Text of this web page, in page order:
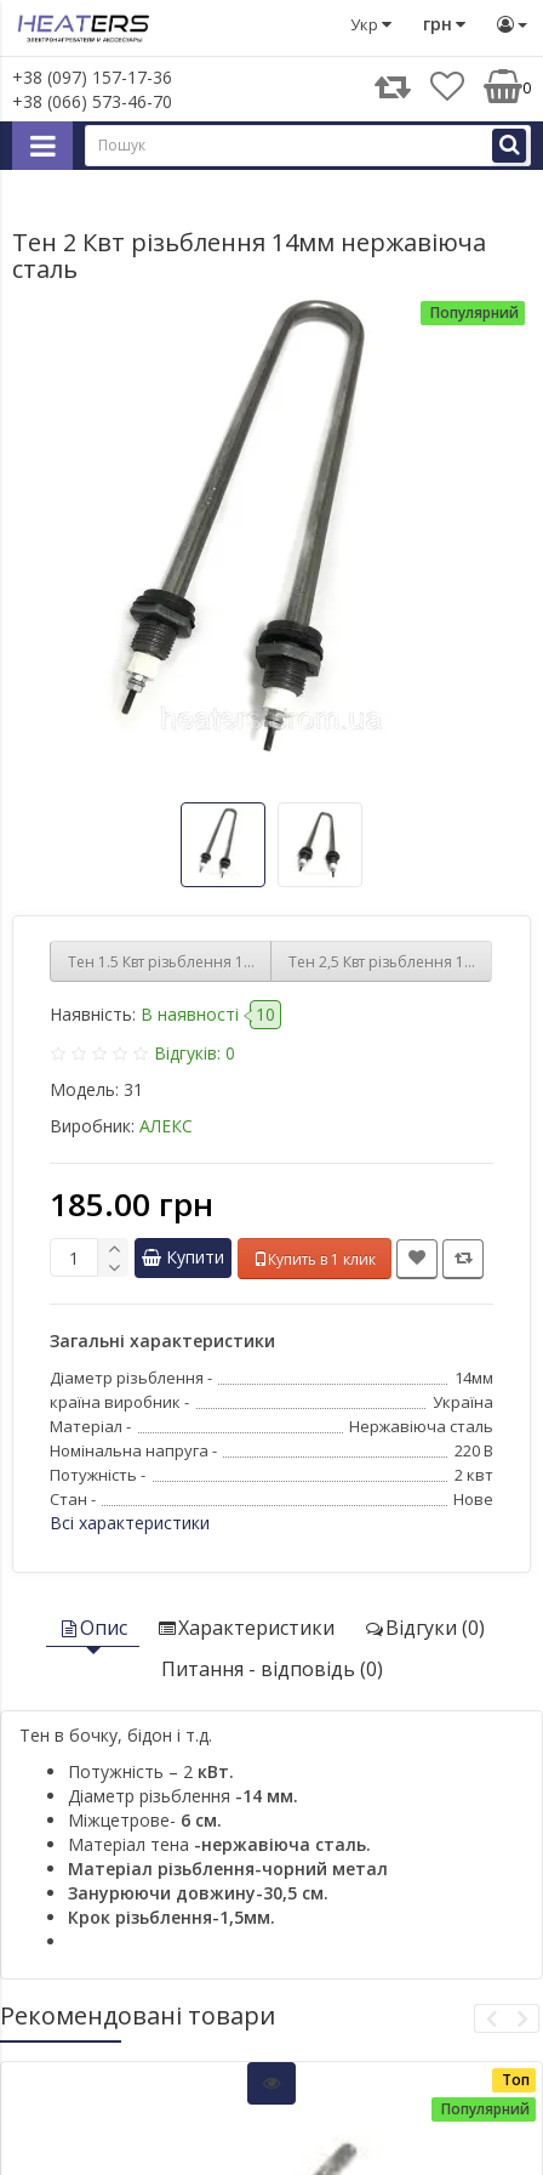
грн
Укр
+38 (097) 157-17-36
+38 (066) 573-46-70
0
Тени Тен 2 Квт різьблення 14мм нержавіюча сталь
Тен 2 Квт різьблення 14мм нержавіюча
сталь
Популярний
Тен 1.5 Квт різьблення 14мм нержавіюча сталь
Тен 2,5 Квт різьблення 14мм
Наявність: В наявності
10
Відгуків: 0
Модель: 31
Виробник: АЛЕКС
185.00 грн
Купити Купить в 1 клик
Загальні характеристики
Діаметр різьблення -
14мм
країна виробник -
Україна
Матеріал -
Нержавіюча сталь
Номінальна напруга -
220 В
Потужність -
2 квт
Стан -
Нове
Всі характеристики
Опис Характеристики
Відгуки (0)
Питання - відповідь (0)
Тен в бочку, бідон і т.д.
Потужність – 2 кВт.
Діаметр різьблення -14 мм.
Міжцетрове- 6 см.
Матеріал тена -нержавіюча сталь.
Матеріал різьблення-чорний метал
Занурюючи довжину-30,5 см.
Крок різьблення-1,5мм.
Рекомендовані товари
Топ
Популярний